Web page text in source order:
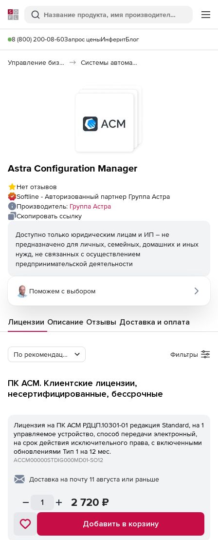
Softline
Поиск
8 (800) 200-08-60Запрос ценыИнферитБлог
Управление бизнесом, CRM/ERP Системы автоматизации
Astra Configuration Manager
Нет отзывов
Softline - Авторизованный партнер Группа Астра
Производитель: Группа Астра
Скопировать ссылку
Доступно только юридическим лицам и ИП – не
предназначено для личных, семейных, домашних и иных
нужд, не связанных с осуществлением
предпринимательской деятельности
Поможем с выбором
Лицензии Описание Отзывы Доставка и оплата
По рекомендации Softline Фильтры
ПК ACM. Клиентские лицензии,
несертифицированные, бессрочные
Лицензия на ПК ACM РДЦП.10301-01 редакция Standard, на 1
управляемое устройство, способ передачи электронный,
на срок действия исключительного права, с включенными
обновлениями Тип 1 на 12 мес.
ACCM00000STDIG000MD01-SO12
Доставка на почту 11 августа или раньше
2 720 ₽
Добавить в корзину